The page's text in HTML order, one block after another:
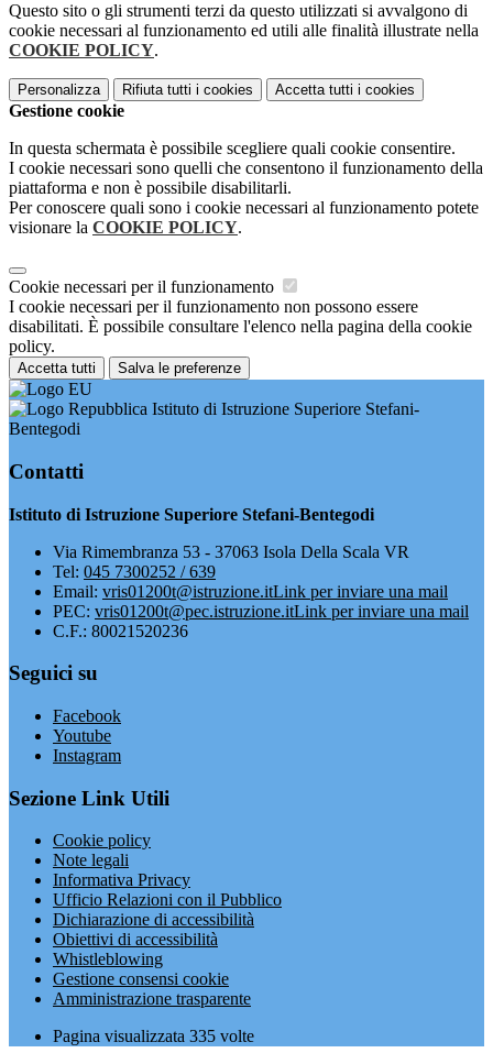
Questo sito o gli strumenti terzi da questo utilizzati si avvalgono di
cookie necessari al funzionamento ed utili alle finalità illustrate nella
COOKIE POLICY.
Personalizza Rifiuta tutti i cookies Accetta tutti i cookies
Gestione cookie
In questa schermata è possibile scegliere quali cookie consentire.
I cookie necessari sono quelli che consentono il funzionamento della
piattaforma e non è possibile disabilitarli.
Per conoscere quali sono i cookie necessari al funzionamento potete
visionare la COOKIE POLICY.
Cookie necessari per il funzionamento
I cookie necessari per il funzionamento non possono essere
disabilitati. È possibile consultare l'elenco nella pagina della cookie
policy.
Accetta tutti Salva le preferenze
Istituto di Istruzione Superiore Stefani-
Bentegodi
Contatti
Istituto di Istruzione Superiore Stefani-Bentegodi
Via Rimembranza 53 - 37063 Isola Della Scala VR
Tel: 045 7300252 / 639
Email: vris01200t@istruzione.itLink per inviare una mail
PEC: vris01200t@pec.istruzione.itLink per inviare una mail
C.F.: 80021520236
Seguici su
Facebook
Youtube
Instagram
Sezione Link Utili
Cookie policy
Note legali
Informativa Privacy
Ufficio Relazioni con il Pubblico
Dichiarazione di accessibilità
Obiettivi di accessibilità
Whistleblowing
Gestione consensi cookie
Amministrazione trasparente
Pagina visualizzata 335 volte